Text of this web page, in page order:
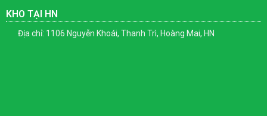
KHO TẠI HN
Địa chỉ: 1106 Nguyễn Khoái, Thanh Trì, Hoàng Mai, HN